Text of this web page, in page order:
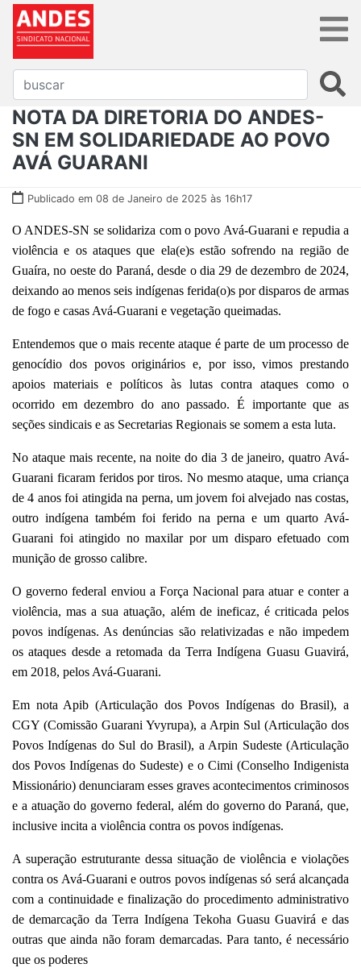
NOTA DA DIRETORIA DO ANDES-
SN EM SOLIDARIEDADE AO POVO
AVÁ GUARANI
Publicado em 08 de Janeiro de 2025 às 16h17
O ANDES-SN se solidariza com o povo Avá-Guarani e repudia a
violência e os ataques que ela(e)s estão sofrendo na região de
Guaíra, no oeste do Paraná, desde o dia 29 de dezembro de 2024,
deixando ao menos seis indígenas ferida(o)s por disparos de armas
de fogo e casas Avá-Guarani e vegetação queimadas.
Entendemos que o mais recente ataque é parte de um processo de
genocídio dos povos originários e, por isso, vimos prestando
apoios materiais e políticos às lutas contra ataques como o
ocorrido em dezembro do ano passado. É importante que as
seções sindicais e as Secretarias Regionais se somem a esta luta.
No ataque mais recente, na noite do dia 3 de janeiro, quatro Avá-
Guarani ficaram feridos por tiros. No mesmo ataque, uma criança
de 4 anos foi atingida na perna, um jovem foi alvejado nas costas,
outro indígena também foi ferido na perna e um quarto Avá-
Guarani foi atingido no maxilar por um disparo efetuado com
munição de grosso calibre.
O governo federal enviou a Força Nacional para atuar e conter a
violência, mas a sua atuação, além de ineficaz, é criticada pelos
povos indígenas. As denúncias são relativizadas e não impedem
os ataques desde a retomada da Terra Indígena Guasu Guavirá,
em 2018, pelos Avá-Guarani.
Em nota Apib (Articulação dos Povos Indígenas do Brasil), a
CGY (Comissão Guarani Yvyrupa), a Arpin Sul (Articulação dos
Povos Indígenas do Sul do Brasil), a Arpin Sudeste (Articulação
dos Povos Indígenas do Sudeste) e o Cimi (Conselho Indigenista
Missionário) denunciaram esses graves acontecimentos criminosos
e a atuação do governo federal, além do governo do Paraná, que,
inclusive incita a violência contra os povos indígenas.
A superação estruturante dessa situação de violência e violações
contra os Avá-Guarani e outros povos indígenas só será alcançada
com a continuidade e finalização do procedimento administrativo
de demarcação da Terra Indígena Tekoha Guasu Guavirá e das
outras que ainda não foram demarcadas. Para tanto, é necessário
que os poderes